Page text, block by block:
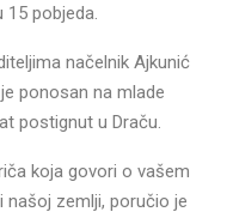
15 pobjeda.
načelnik Ajkunić
ponosan na mlade
postignut u Draču.
koja govori o vašem
našoj zemlji, poručio je